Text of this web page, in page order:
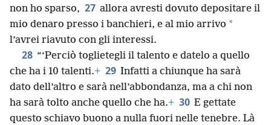
non ho sparso, 27 allora avresti dovuto depositare il
mio denaro presso i banchieri, e al mio arrivo *
l’avrei riavuto con gli interessi.
28 “‘Perciò toglietegli il talento e datelo a quello
che ha i 10 talenti.+ 29 Infatti a chiunque ha sarà
dato dell’altro e sarà nell’abbondanza, ma a chi non
ha sarà tolto anche quello che ha.+ 30 E gettate
questo schiavo buono a nulla fuori nelle tenebre. Là